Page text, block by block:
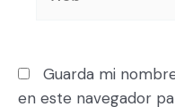
Guarda mi
en este navegador